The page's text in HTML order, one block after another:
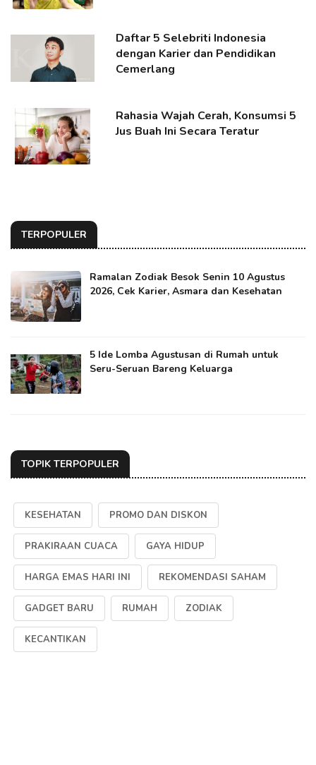
Daftar 5 Selebriti Indonesia
dengan Karier dan Pendidikan
Cemerlang
Rahasia Wajah Cerah, Konsumsi 5
Jus Buah Ini Secara Teratur
TERPOPULER
Ramalan Zodiak Besok Senin 10 Agustus
2026, Cek Karier, Asmara dan Kesehatan
5 Ide Lomba Agustusan di Rumah untuk
Seru-Seruan Bareng Keluarga
TOPIK TERPOPULER
KESEHATAN PROMO DAN DISKON
PRAKIRAAN CUACA GAYA HIDUP
HARGA EMAS HARI INI REKOMENDASI SAHAM
GADGET BARU RUMAH ZODIAK
KECANTIKAN